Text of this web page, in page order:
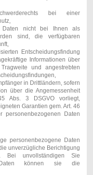
bei einer
Daten nicht bei Ihnen als
sind, die verfügbaren
Entscheidungsfindung
Informationen über
und angestrebten
in Drittländern, sofern
über die Angemessenheit
Abs. 3 DSGVO vorliegt,
Garantien gem. Art. 46
personenbezogenen Daten
personenbezogene Daten
unverzügliche Berichtigung
Bei unvollständigen Sie
Daten können sie die